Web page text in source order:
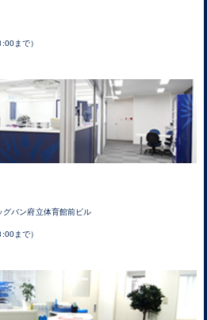
まで）
バン府立体育館前ビル
まで）